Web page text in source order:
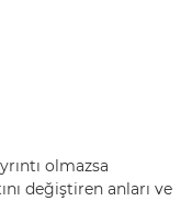
olmazsa
değiştiren anları ve